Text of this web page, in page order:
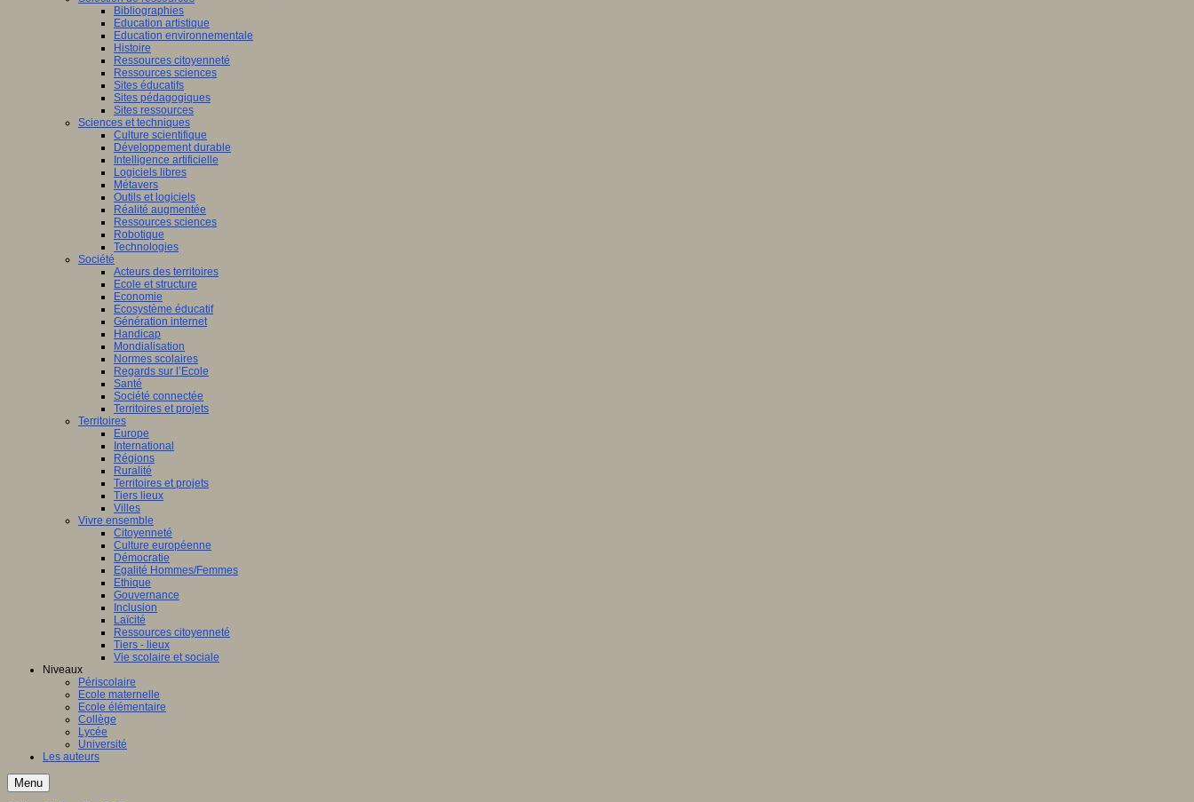
Bibliographies
Education artistique
Education environnementale
Histoire
Ressources citoyenneté
Ressources sciences
Sites éducatifs
Sites pédagogiques
Sites ressources
Sciences et techniques
Culture scientifique
Développement durable
Intelligence artificielle
Logiciels libres
Métavers
Outils et logiciels
Réalité augmentée
Ressources sciences
Robotique
Technologies
Société
Acteurs des territoires
Ecole et structure
Economie
Ecosystème éducatif
Génération internet
Handicap
Mondialisation
Normes scolaires
Regards sur l’Ecole
Santé
Société connectée
Territoires et projets
Territoires
Europe
International
Régions
Ruralité
Territoires et projets
Tiers lieux
Villes
Vivre ensemble
Citoyenneté
Culture européenne
Démocratie
Egalité Hommes/Femmes
Ethique
Gouvernance
Inclusion
Laïcité
Ressources citoyenneté
Tiers - lieux
Vie scolaire et sociale
Niveaux
Périscolaire
Ecole maternelle
Ecole élémentaire
Collège
Lycée
Université
Les auteurs
Menu